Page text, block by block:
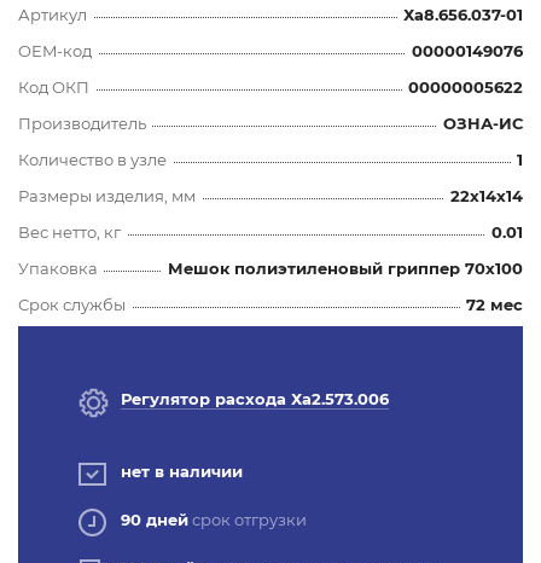
Артикул
Ха8.656.037-01
OEM-код
00000149076
Код ОКП
00000005622
Производитель
ОЗНА-ИС
Количество в узле
1
Размеры изделия, мм
22x14x14
Вес нетто, кг
0.01
Упаковка
Мешок полиэтиленовый гриппер 70х100
Срок службы
72 мес
Регулятор расхода Ха2.573.006
нет в наличии
90 днейсрок отгрузки